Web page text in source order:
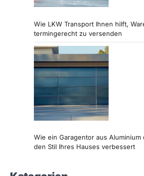
Wie LKW Transport Ihnen hilft,
termingerecht zu versenden
Wie ein Garagentor aus Aluminium
den Stil Ihres Hauses verbessert